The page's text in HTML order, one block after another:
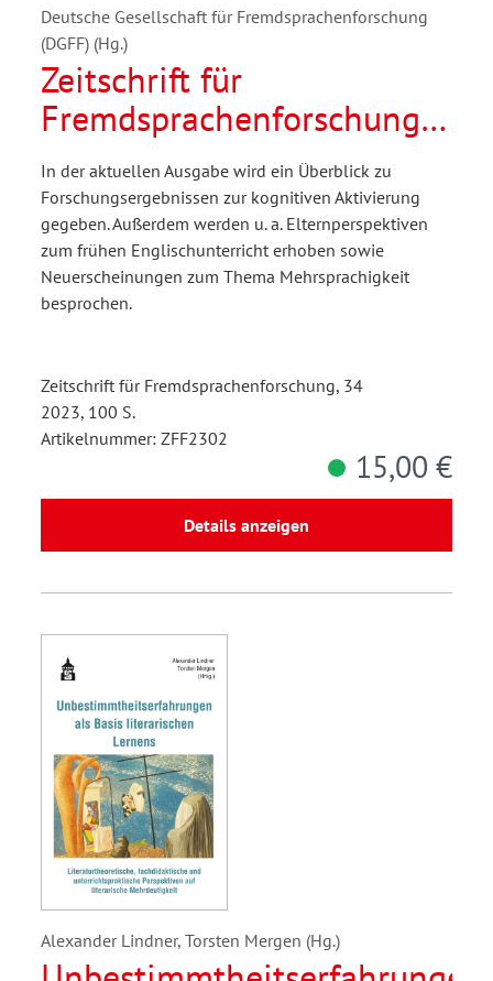
Deutsche Gesellschaft für Fremdsprachenforschung
(DGFF) (Hg.)
Zeitschrift für
Fremdsprachenforschung
2/2023
In der aktuellen Ausgabe wird ein Überblick zu
Forschungsergebnissen zur kognitiven Aktivierung
gegeben. Außerdem werden u. a. Elternperspektiven
zum frühen Englischunterricht erhoben sowie
Neuerscheinungen zum Thema Mehrsprachigkeit
besprochen.
Zeitschrift für Fremdsprachenforschung, 34
2023, 100 S.
Artikelnummer: ZFF2302
15,00 €
Details anzeigen
Alexander Lindner, Torsten Mergen (Hg.)